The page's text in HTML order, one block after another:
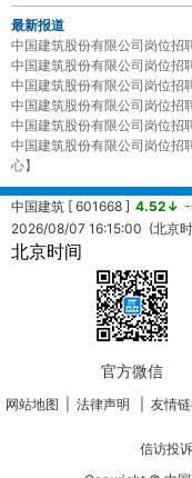
最新报道
中国建筑股份有限公司岗位招
中国建筑股份有限公司岗位招
中国建筑股份有限公司岗位招
中国建筑股份有限公司岗位招
中国建筑股份有限公司岗位招
中国建筑股份有限公司岗位
心】
中国建筑 [ 601668 ] 4.52↓ -
2026/08/07 16:15:00 (北京
北京时间
中国海外发展有限公司 [
2026/08/07 16:08:24 (北京
官方微信
网站地图 法律声明 友情
信访投